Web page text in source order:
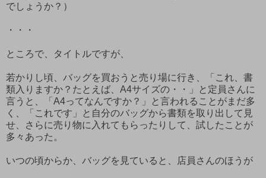
でしょうか？）
・・・
ところで、タイトルですが、
若かりし頃、バッグを買おうと売り場に行き、「これ、書
類入りますか？たとえば、A4サイズの・・」と定員さんに
言うと、「A4ってなんですか？」と言われることがまだ多
く、「これです」と自分のバッグから書類を取り出して見
せ、さらに売り物に入れてもらったりして、試したことが
多々あった。
いつの頃からか、バッグを見ていると、店員さんのほうが